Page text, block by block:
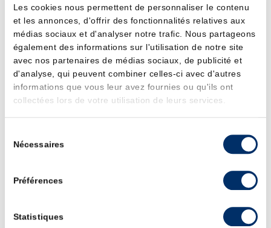
Les cookies nous permettent de personnaliser le contenu
et les annonces, d'offrir des fonctionnalités relatives aux
médias sociaux et d'analyser notre trafic. Nous partageons
également des informations sur l'utilisation de notre site
avec nos partenaires de médias sociaux, de publicité et
d'analyse, qui peuvent combiner celles-ci avec d'autres
informations que vous leur avez fournies ou qu'ils ont
collectées lors de votre utilisation de leurs services.
duNécessaires
Préférences
Statistiques
Share this post
18ème Marathon Poitiers
Poitiers > Futuroscope
et participe à l’hydratation des
Du vendredi 12 au dimanche 14 avril 2024, les amateurs de